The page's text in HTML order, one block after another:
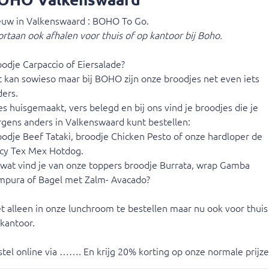
net even iets anders.
je broodjes die je nergens anders in Valkenswaard kunt
onze hardloper de Spicy Tex Mex Hotdog.
wrap Gamba Tempura of Bagel met Zalm- Avacado?
nu ook voor thuis of op kantoor.
onze normale prijzen!!!
platbrood (bruin/wit)
in Valkenswaard : BOHO To Go.
ook afhalen voor thuis of op kantoor bij Boho.
Carpaccio of Eiersalade?
kan sowieso maar bij BOHO zijn onze broodjes net even iets
huisgemaakt, vers belegd en bij ons vind je broodjes die je
anders in Valkenswaard kunt bestellen:
Beef Tataki, broodje Chicken Pesto of onze hardloper de
Tex Mex Hotdog.
vind je van onze toppers broodje Burrata, wrap Gamba
of Bagel met Zalm- Avacado?
alleen in onze lunchroom te bestellen maar nu ook voor
online via ……. En krijg 20% korting op onze normale